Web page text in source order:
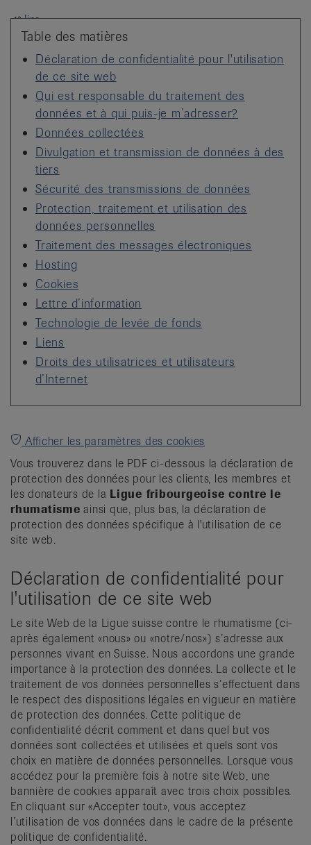
lire
Table des matières
Déclaration de confidentialité pour l'utilisation
de ce site web
Qui est responsable du traitement des
données et à qui puis-je m’adresser?
Données collectées
Divulgation et transmission de données à des
tiers
Sécurité des transmissions de données
Protection, traitement et utilisation des
données personnelles
Traitement des messages électroniques
Hosting
Cookies
Lettre d’information
Technologie de levée de fonds
Liens
Droits des utilisatrices et utilisateurs
d’Internet
Afficher les paramètres des cookies
Vous trouverez dans le PDF ci-dessous la déclaration de
protection des données pour les clients, les membres et
les donateurs de la Ligue fribourgeoise contre le
rhumatisme ainsi que, plus bas, la déclaration de
protection des données spécifique à l'utilisation de ce
site web.
Déclaration de confidentialité pour
l'utilisation de ce site web
Le site Web de la Ligue suisse contre le rhumatisme (ci-
après également «nous» ou «notre/nos») s’adresse aux
personnes vivant en Suisse. Nous accordons une grande
importance à la protection des données. La collecte et le
traitement de vos données personnelles s’effectuent dans
le respect des dispositions légales en vigueur en matière
de protection des données. Cette politique de
confidentialité décrit comment et dans quel but vos
données sont collectées et utilisées et quels sont vos
choix en matière de données personnelles. Lorsque vous
accédez pour la première fois à notre site Web, une
bannière de cookies apparaît avec trois choix possibles.
En cliquant sur «Accepter tout», vous acceptez
l’utilisation de vos données dans le cadre de la présente
politique de confidentialité.